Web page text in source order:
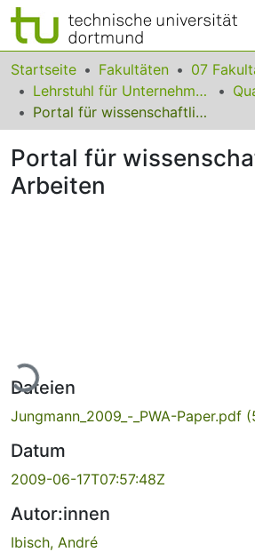
Bereiche & Sammlungen
Das gesamte Repositorium
FAQ
Startseite Fakultäten
07
Lehrstuhl für Unternehmenslogistik
Portal für wissenschaftliche Arbeiten
Portal für
Arbeiten
Lade...
Dateien
Jungmann_2009_-_PWA-Paper.pdf
Datum
2009-06-17T07:57:48Z
Autor:innen
Ibisch, André